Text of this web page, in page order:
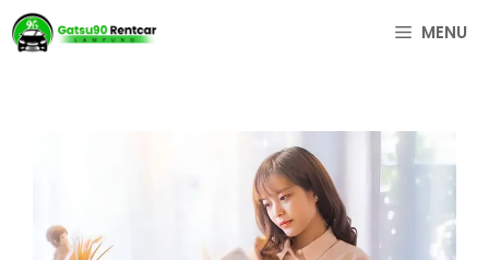
Langsung
ke
MENU